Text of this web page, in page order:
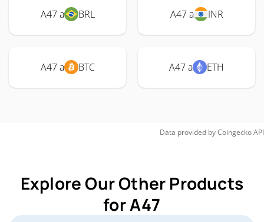
A47 a BRL A47 a INR
A47 a BTC A47 a ETH
Data provided byCoingeckoAPI
Explore Our Other Products
for A47